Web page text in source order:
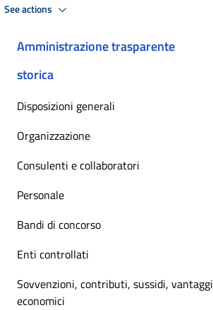
See actions
Amministrazione trasparente
storica
Disposizioni generali
Organizzazione
Consulenti e collaboratori
Personale
Bandi di concorso
Enti controllati
Sovvenzioni, contributi, sussidi, vantaggi
economici